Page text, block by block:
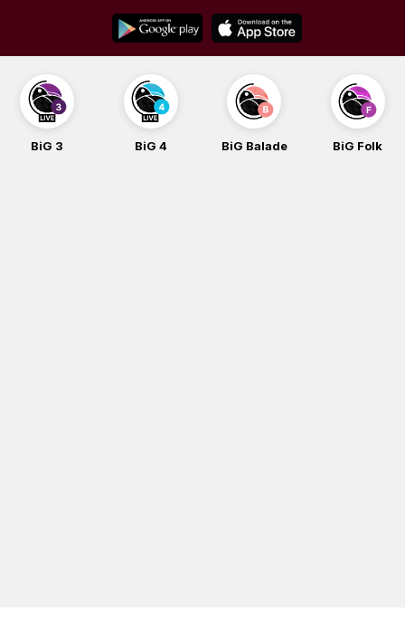
content
BiG 3 BiG 4 BiG Balade BiG Folk